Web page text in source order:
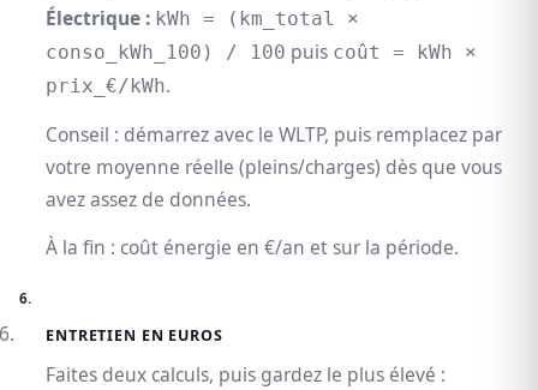
Électrique : kWh = (km_total ×
conso_kWh_100) / 100 puis coût = kWh ×
prix_€/kWh.
Conseil : démarrez avec le WLTP, puis remplacez par
votre moyenne réelle (pleins/charges) dès que vous
avez assez de données.
À la fin : coût énergie en €/an et sur la période.
ENTRETIEN EN EUROS
Faites deux calculs, puis gardez le plus élevé :